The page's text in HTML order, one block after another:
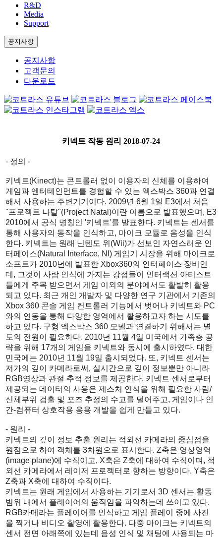
R&D
Media
Support
공지사항
공지사항
고객문의
다운로드
키넥트 작동 원리 2018-07-24
- 정의 -
키넥트(Kinect)는 콘트롤러 없이 이용자의 신체를 이용하여
게임과 엔터테인먼트를 경험할 수 있는 엑스박스 360과 연결
해서 사용하는 주변기기이다. 2009년 6월 1일 E3에서 처음
"프로젝트 나탈"(Project Natal)이란 이름으로 발표했으며, E3
2010에서 공식 명칭인 '키넥트'를 발표한다. 키넥트는 센서를
통해 사용자의 동작을 인식하고, 마이크 모듈로 음성을 인식
한다. 키넥트는 원래 닌텐도 위(Wii)가 선보인 자연스러운 인
터페이스(Natural Interface, NI) 게임기 시장을 위해 마이크로
소프트가 2010년에 발표한 Xbox360의 인터페이스 장비인
데, 그것이 사람 인식에 가지는 강점들이 인터랙션 아티스트
들에게 주목 받으면서 게임 이외의 분야에서도 활발히 활용
되고 있다. 최근 개인 개발자 및 다양한 연구 기관에서 기존의
Xbox 360 콘솔 게임 컨트롤러 기능에서 벗어나 키넥트와 PC
와의 연동을 통해 다양한 영역에서 활용하고자 하는 시도를
하고 있다. 구형 엑스박스 360 모델과 연결하기 위해서는 별
도의 전원이 필요하다. 2010년 11월 4일 미국에서 가족층 공
략을 위해 17개의 게임을 키넥트와 동시에 출시하였다. 대한
민국에는 2010년 11월 19일 출시되었다. 또, 키넥트 센서는
저가의 깊이 카메라로써, 실시간으로 깊이 정보뿐만 아니라
RGB영상과 관절 추적 정보를 제공한다. 키넥트 센서로부터
제공되는 데이터의 사용은 제스처 인식을 위해 필요한 사람/
신체부위 검출 및 포즈 추정의 수고를 덜어주고, 게임이나 인
간-컴퓨터 상호작용 응용 개발을 쉽게 만들고 있다.
- 원리 -
키넥트의 깊이 정보 추출 원리는 적외선 카메라의 중심점을
원점으로 하여 객체를 3차원으로 표시한다. Z축은 영상영역
(image plane)에 수직이고, X축은 Z축에 대하여 수직이며, 적
외선 카메라에서 레이저 프로젝터로 향하는 방향이다. Y축은
Z축과 X축에 대하여 수직이다.
키넥트는 원래 게임에서 사용하는 기기로서 3D 센서는 활동
범위 내에서 플레이어의 움직임을 파악하는데 쓰이고 있다.
RGB카메라는 플레이어를 인식하고 게임 플레이 중에 사진
을 찍거나 비디오 촬영에 활용한다. 다중 마이크는 키넥트의
센서 전면 아래쪽에 있는데 음성 인식 및 채팅에 사용되는 마